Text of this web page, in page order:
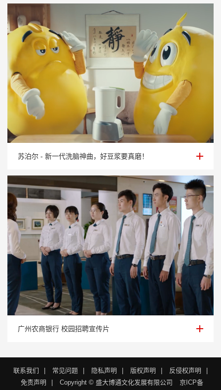
苏泊尔 - 新一代洗脑神曲，好豆浆要真磨！
苏泊尔 - 新一代洗脑神曲，好豆浆要真磨！
广州农商银行 校园招聘宣传片
广州农商银行 校园招聘宣传片
联系我们 | 常见问题 | 隐私声明 | 版权声明 | 反侵权声明
|
免责声明
| Copyright © 盛大博通文化发展有限公司 京ICP备